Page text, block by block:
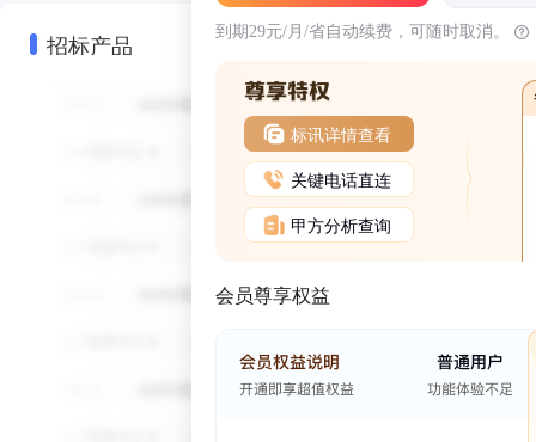
招标产品 到期29元/月/省自动续费，可随时取消。
标讯详情查看
关键电话直连
甲方分析查询
会员尊享权益